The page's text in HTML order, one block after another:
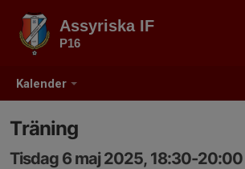
Kalender
Assyriska IF
P16
Träning
Tisdag 6 maj 2025, 18:30-20:00